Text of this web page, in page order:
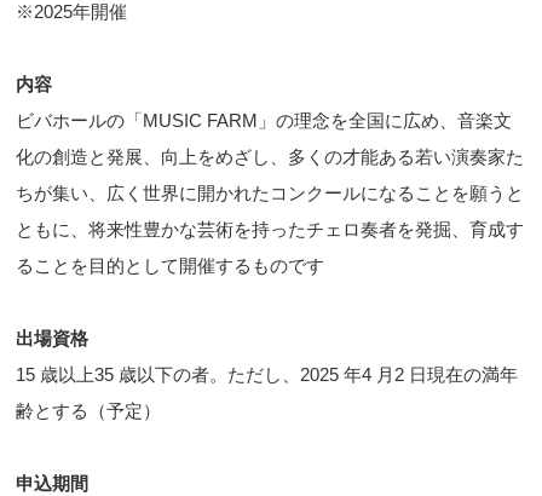
※2025年開催
内容
ビバホールの「MUSIC FARM」の理念を全国に広め、音楽文
化の創造と発展、向上をめざし、多くの才能ある若い演奏家た
ちが集い、広く世界に開かれたコンクールになることを願うと
ともに、将来性豊かな芸術を持ったチェロ奏者を発掘、育成す
ることを目的として開催するものです
出場資格
15 歳以上35 歳以下の者。ただし、2025 年4 月2 日現在の満年
齢とする（予定）
申込期間